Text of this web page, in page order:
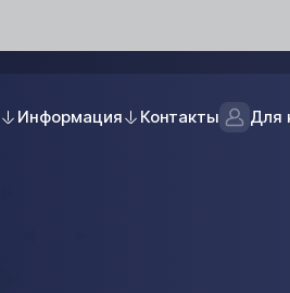
Информация Контакты Для